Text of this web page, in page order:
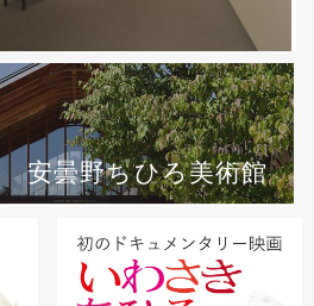
安曇野ちひろ美術館